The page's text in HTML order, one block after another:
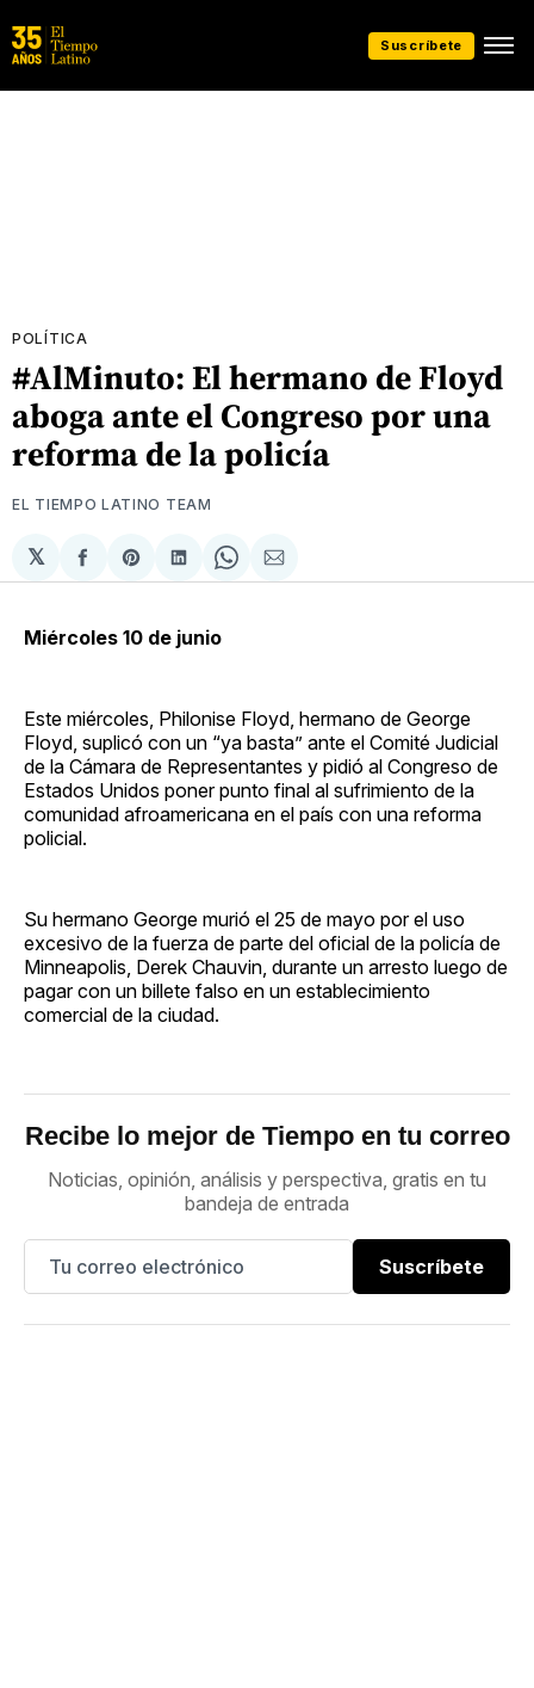
Suscríbete
POLÍTICA
#AlMinuto: El hermano de Floyd
aboga ante el Congreso por una
reforma de la policía
EL TIEMPO LATINO TEAM
𝕏
Compartir
en
Share
on
Compartir
en
Share
on
Compartir
via
Miércoles 10 de junio
Este miércoles, Philonise Floyd, hermano de George
Floyd, suplicó con un “ya basta” ante el Comité Judicial
de la Cámara de Representantes y pidió al Congreso de
Estados Unidos poner punto final al sufrimiento de la
comunidad afroamericana en el país con una reforma
policial.
Su hermano George murió el 25 de mayo por el uso
excesivo de la fuerza de parte del oficial de la policía de
Minneapolis, Derek Chauvin, durante un arresto luego de
pagar con un billete falso en un establecimiento
comercial de la ciudad.
Recibe lo mejor de Tiempo en tu correo
Noticias, opinión, análisis y perspectiva, gratis en tu
bandeja de entrada
Suscríbete